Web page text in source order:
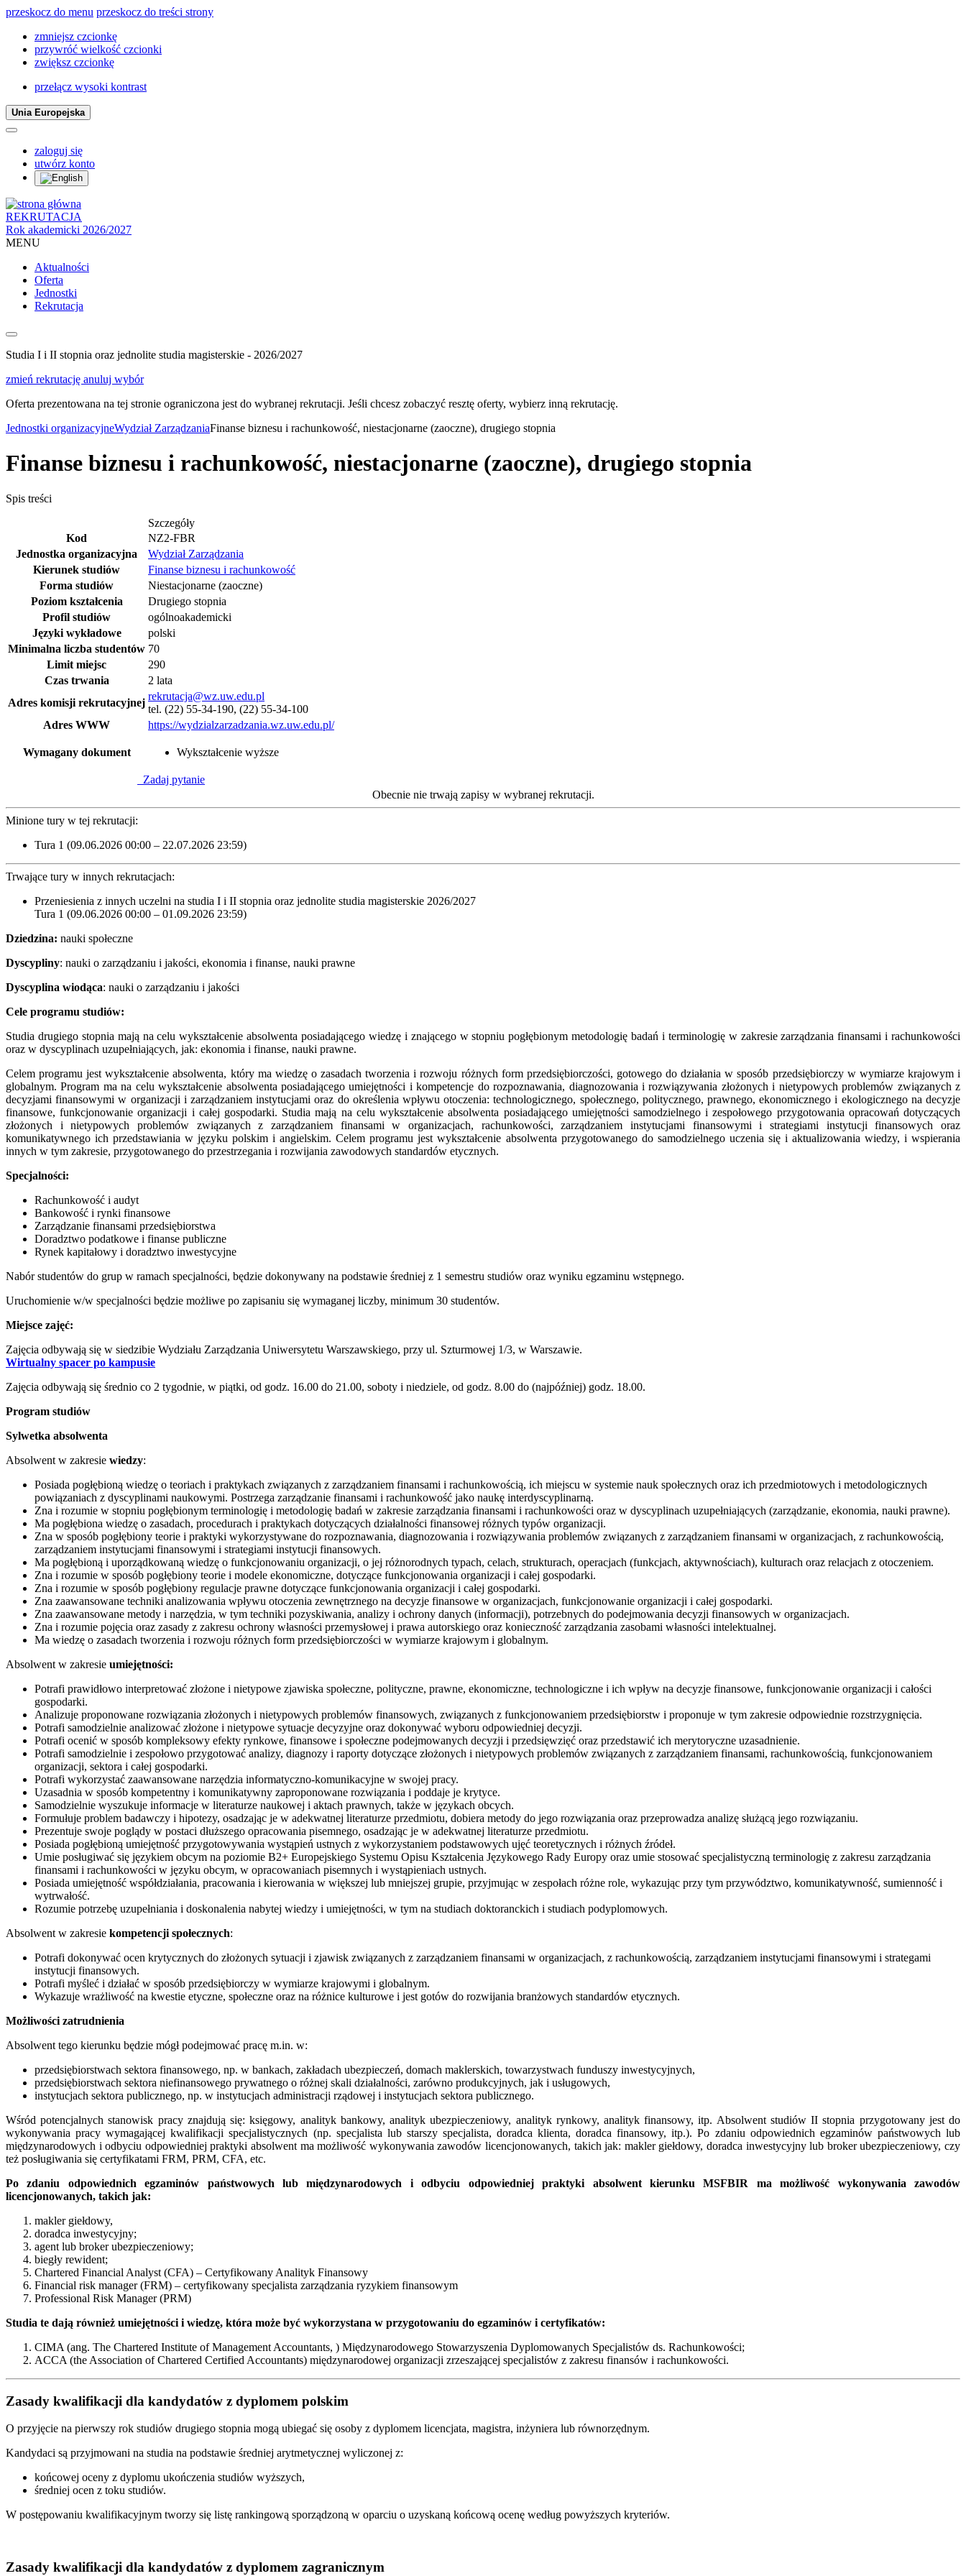
przeskocz do menu przeskocz do treści strony
zmniejsz czcionkę
przywróć wielkość czcionki
zwiększ czcionkę
przełącz wysoki kontrast
Unia Europejska
zaloguj się
utwórz konto
REKRUTACJA
Rok akademicki 2026/2027
MENU
Aktualności
Oferta
Jednostki
Rekrutacja
Studia I i II stopnia oraz jednolite studia magisterskie - 2026/2027
zmień rekrutację anuluj wybór
Oferta prezentowana na tej stronie ograniczona jest do wybranej rekrutacji. Jeśli chcesz zobaczyć resztę oferty, wybierz inną rekrutację.
Jednostki organizacyjneWydział ZarządzaniaFinanse biznesu i rachunkowość, niestacjonarne (zaoczne), drugiego stopnia
Finanse biznesu i rachunkowość, niestacjonarne (zaoczne), drugiego stopnia
Spis treści
Szczegóły
Kod
NZ2-FBR
Jednostka organizacyjna
Wydział Zarządzania
Kierunek studiów
Finanse biznesu i rachunkowość
Forma studiów
Niestacjonarne (zaoczne)
Poziom kształcenia
Drugiego stopnia
Profil studiów
ogólnoakademicki
Języki wykładowe
polski
Minimalna liczba studentów 70
Limit miejsc
290
Czas trwania
2 lata
Adres komisji rekrutacyjnej
rekrutacja@wz.uw.edu.pl
tel. (22) 55-34-190, (22) 55-34-100
Adres WWW
https://wydzialzarzadzania.wz.uw.edu.pl/
Wymagany dokument Wykształcenie wyższe
Zadaj pytanie
Obecnie nie trwają zapisy w wybranej rekrutacji.
Minione tury w tej rekrutacji:
Tura 1 (09.06.2026 00:00 – 22.07.2026 23:59)
Trwające tury w innych rekrutacjach:
Przeniesienia z innych uczelni na studia I i II stopnia oraz jednolite studia magisterskie 2026/2027
Tura 1 (09.06.2026 00:00 – 01.09.2026 23:59)
Dziedzina: nauki społeczne
Dyscypliny: nauki o zarządzaniu i jakości, ekonomia i finanse, nauki prawne
Dyscyplina wiodąca: nauki o zarządzaniu i jakości
Cele programu studiów:
Studia drugiego stopnia mają na celu wykształcenie absolwenta posiadającego wiedzę i znającego w stopniu pogłębionym metodologię badań i terminologię w zakresie zarządzania finansami i rachunkowości
oraz w dyscyplinach uzupełniających, jak: ekonomia i finanse, nauki prawne.
Celem programu jest wykształcenie absolwenta, który ma wiedzę o zasadach tworzenia i rozwoju różnych form przedsiębiorczości, gotowego do działania w sposób przedsiębiorczy w wymiarze krajowym i
globalnym. Program ma na celu wykształcenie absolwenta posiadającego umiejętności i kompetencje do rozpoznawania, diagnozowania i rozwiązywania złożonych i nietypowych problemów związanych z
decyzjami finansowymi w organizacji i zarządzaniem instytucjami oraz do określenia wpływu otoczenia: technologicznego, społecznego, politycznego, prawnego, ekonomicznego i ekologicznego na decyzje
finansowe, funkcjonowanie organizacji i całej gospodarki. Studia mają na celu wykształcenie absolwenta posiadającego umiejętności samodzielnego i zespołowego przygotowania opracowań dotyczących
złożonych i nietypowych problemów związanych z zarządzaniem finansami w organizacjach, rachunkowości, zarządzaniem instytucjami finansowymi i strategiami instytucji finansowych oraz
komunikatywnego ich przedstawiania w języku polskim i angielskim. Celem programu jest wykształcenie absolwenta przygotowanego do samodzielnego uczenia się i aktualizowania wiedzy, i wspierania
innych w tym zakresie, przygotowanego do przestrzegania i rozwijania zawodowych standardów etycznych.
Specjalności:
Rachunkowość i audyt
Bankowość i rynki finansowe
Zarządzanie finansami przedsiębiorstwa
Doradztwo podatkowe i finanse publiczne
Rynek kapitałowy i doradztwo inwestycyjne
Nabór studentów do grup w ramach specjalności, będzie dokonywany na podstawie średniej z 1 semestru studiów oraz wyniku egzaminu wstępnego.
Uruchomienie w/w specjalności będzie możliwe po zapisaniu się wymaganej liczby, minimum 30 studentów.
Miejsce zajęć:
Zajęcia odbywają się w siedzibie Wydziału Zarządzania Uniwersytetu Warszawskiego, przy ul. Szturmowej 1/3, w Warszawie.
Wirtualny spacer po kampusie
Zajęcia odbywają się średnio co 2 tygodnie, w piątki, od godz. 16.00 do 21.00, soboty i niedziele, od godz. 8.00 do (najpóźniej) godz. 18.00.
Program studiów
Sylwetka absolwenta
Absolwent w zakresie wiedzy:
Posiada pogłębioną wiedzę o teoriach i praktykach związanych z zarządzaniem finansami i rachunkowością, ich miejscu w systemie nauk społecznych oraz ich przedmiotowych i metodologicznych
powiązaniach z dyscyplinami naukowymi. Postrzega zarządzanie finansami i rachunkowość jako naukę interdyscyplinarną.
Zna i rozumie w stopniu pogłębionym terminologię i metodologię badań w zakresie zarządzania finansami i rachunkowości oraz w dyscyplinach uzupełniających (zarządzanie, ekonomia, nauki prawne).
Ma pogłębiona wiedzę o zasadach, procedurach i praktykach dotyczących działalności finansowej różnych typów organizacji.
Zna w sposób pogłębiony teorie i praktyki wykorzystywane do rozpoznawania, diagnozowania i rozwiązywania problemów związanych z zarządzaniem finansami w organizacjach, z rachunkowością,
zarządzaniem instytucjami finansowymi i strategiami instytucji finansowych.
Ma pogłębioną i uporządkowaną wiedzę o funkcjonowaniu organizacji, o jej różnorodnych typach, celach, strukturach, operacjach (funkcjach, aktywnościach), kulturach oraz relacjach z otoczeniem.
Zna i rozumie w sposób pogłębiony teorie i modele ekonomiczne, dotyczące funkcjonowania organizacji i całej gospodarki.
Zna i rozumie w sposób pogłębiony regulacje prawne dotyczące funkcjonowania organizacji i całej gospodarki.
Zna zaawansowane techniki analizowania wpływu otoczenia zewnętrznego na decyzje finansowe w organizacjach, funkcjonowanie organizacji i całej gospodarki.
Zna zaawansowane metody i narzędzia, w tym techniki pozyskiwania, analizy i ochrony danych (informacji), potrzebnych do podejmowania decyzji finansowych w organizacjach.
Zna i rozumie pojęcia oraz zasady z zakresu ochrony własności przemysłowej i prawa autorskiego oraz konieczność zarządzania zasobami własności intelektualnej.
Ma wiedzę o zasadach tworzenia i rozwoju różnych form przedsiębiorczości w wymiarze krajowym i globalnym.
Absolwent w zakresie umiejętności:
Potrafi prawidłowo interpretować złożone i nietypowe zjawiska społeczne, polityczne, prawne, ekonomiczne, technologiczne i ich wpływ na decyzje finansowe, funkcjonowanie organizacji i całości
gospodarki.
Analizuje proponowane rozwiązania złożonych i nietypowych problemów finansowych, związanych z funkcjonowaniem przedsiębiorstw i proponuje w tym zakresie odpowiednie rozstrzygnięcia.
Potrafi samodzielnie analizować złożone i nietypowe sytuacje decyzyjne oraz dokonywać wyboru odpowiedniej decyzji.
Potrafi ocenić w sposób kompleksowy efekty rynkowe, finansowe i społeczne podejmowanych decyzji i przedsięwzięć oraz przedstawić ich merytoryczne uzasadnienie.
Potrafi samodzielnie i zespołowo przygotować analizy, diagnozy i raporty dotyczące złożonych i nietypowych problemów związanych z zarządzaniem finansami, rachunkowością, funkcjonowaniem
organizacji, sektora i całej gospodarki.
Potrafi wykorzystać zaawansowane narzędzia informatyczno-komunikacyjne w swojej pracy.
Uzasadnia w sposób kompetentny i komunikatywny zaproponowane rozwiązania i poddaje je krytyce.
Samodzielnie wyszukuje informacje w literaturze naukowej i aktach prawnych, także w językach obcych.
Formułuje problem badawczy i hipotezy, osadzając je w adekwatnej literaturze przedmiotu, dobiera metody do jego rozwiązania oraz przeprowadza analizę służącą jego rozwiązaniu.
Prezentuje swoje poglądy w postaci dłuższego opracowania pisemnego, osadzając je w adekwatnej literaturze przedmiotu.
Posiada pogłębioną umiejętność przygotowywania wystąpień ustnych z wykorzystaniem podstawowych ujęć teoretycznych i różnych źródeł.
Umie posługiwać się językiem obcym na poziomie B2+ Europejskiego Systemu Opisu Kształcenia Językowego Rady Europy oraz umie stosować specjalistyczną terminologię z zakresu zarządzania
finansami i rachunkowości w języku obcym, w opracowaniach pisemnych i wystąpieniach ustnych.
Posiada umiejętność współdziałania, pracowania i kierowania w większej lub mniejszej grupie, przyjmując w zespołach różne role, wykazując przy tym przywództwo, komunikatywność, sumienność i
wytrwałość.
Rozumie potrzebę uzupełniania i doskonalenia nabytej wiedzy i umiejętności, w tym na studiach doktoranckich i studiach podyplomowych.
Absolwent w zakresie kompetencji społecznych:
Potrafi dokonywać ocen krytycznych do złożonych sytuacji i zjawisk związanych z zarządzaniem finansami w organizacjach, z rachunkowością, zarządzaniem instytucjami finansowymi i strategami
instytucji finansowych.
Potrafi myśleć i działać w sposób przedsiębiorczy w wymiarze krajowymi i globalnym.
Wykazuje wrażliwość na kwestie etyczne, społeczne oraz na różnice kulturowe i jest gotów do rozwijania branżowych standardów etycznych.
Możliwości zatrudnienia
Absolwent tego kierunku będzie mógł podejmować pracę m.in. w:
przedsiębiorstwach sektora finansowego, np. w bankach, zakładach ubezpieczeń, domach maklerskich, towarzystwach funduszy inwestycyjnych,
przedsiębiorstwach sektora niefinansowego prywatnego o różnej skali działalności, zarówno produkcyjnych, jak i usługowych,
instytucjach sektora publicznego, np. w instytucjach administracji rządowej i instytucjach sektora publicznego.
Wśród potencjalnych stanowisk pracy znajdują się: księgowy, analityk bankowy, analityk ubezpieczeniowy, analityk rynkowy, analityk finansowy, itp. Absolwent studiów II stopnia przygotowany jest do
wykonywania pracy wymagającej kwalifikacji specjalistycznych (np. specjalista lub starszy specjalista, doradca klienta, doradca finansowy, itp.). Po zdaniu odpowiednich egzaminów państwowych lub
międzynarodowych i odbyciu odpowiedniej praktyki absolwent ma możliwość wykonywania zawodów licencjonowanych, takich jak: makler giełdowy, doradca inwestycyjny lub broker ubezpieczeniowy, czy
też posługiwania się certyfikatami FRM, PRM, CFA, etc.
Po zdaniu odpowiednich egzaminów państwowych lub międzynarodowych i odbyciu odpowiedniej praktyki absolwent kierunku MSFBIR ma możliwość wykonywania zawodów
licencjonowanych, takich jak:
makler giełdowy,
doradca inwestycyjny;
agent lub broker ubezpieczeniowy;
biegły rewident;
Chartered Financial Analyst (CFA) – Certyfikowany Analityk Finansowy
Financial risk manager (FRM) – certyfikowany specjalista zarządzania ryzykiem finansowym
Professional Risk Manager (PRM)
Studia te dają również umiejętności i wiedzę, która może być wykorzystana w przygotowaniu do egzaminów i certyfikatów:
CIMA (ang. The Chartered Institute of Management Accountants, ) Międzynarodowego Stowarzyszenia Dyplomowanych Specjalistów ds. Rachunkowości;
ACCA (the Association of Chartered Certified Accountants) międzynarodowej organizacji zrzeszającej specjalistów z zakresu finansów i rachunkowości.
Zasady kwalifikacji dla kandydatów z dyplomem polskim
O przyjęcie na pierwszy rok studiów drugiego stopnia mogą ubiegać się osoby z dyplomem licencjata, magistra, inżyniera lub równorzędnym.
Kandydaci są przyjmowani na studia na podstawie średniej arytmetycznej wyliczonej z:
końcowej oceny z dyplomu ukończenia studiów wyższych,
średniej ocen z toku studiów.
W postępowaniu kwalifikacyjnym tworzy się listę rankingową sporządzoną w oparciu o uzyskaną końcową ocenę według powyższych kryteriów.
Zasady kwalifikacji dla kandydatów z dyplomem zagranicznym